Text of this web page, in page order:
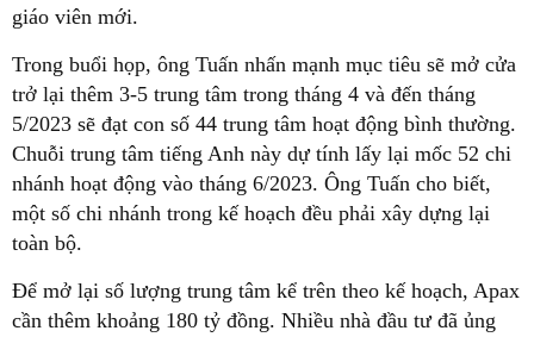
giáo viên mới.
Trong buổi họp, ông Tuấn nhấn mạnh mục tiêu sẽ mở cửa
trở lại thêm 3-5 trung tâm trong tháng 4 và đến tháng
5/2023 sẽ đạt con số 44 trung tâm hoạt động bình thường.
Chuỗi trung tâm tiếng Anh này dự tính lấy lại mốc 52 chi
nhánh hoạt động vào tháng 6/2023. Ông Tuấn cho biết,
một số chi nhánh trong kế hoạch đều phải xây dựng lại
toàn bộ.
Để mở lại số lượng trung tâm kể trên theo kế hoạch, Apax
cần thêm khoảng 180 tỷ đồng. Nhiều nhà đầu tư đã ủng